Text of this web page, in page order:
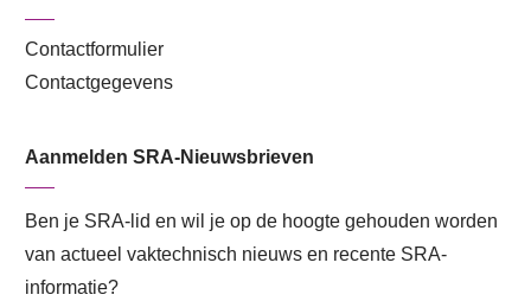
Contactformulier
Contactgegevens
Aanmelden SRA-Nieuwsbrieven
Ben je SRA-lid en wil je op de hoogte gehouden worden
van actueel vaktechnisch nieuws en recente SRA-
informatie?